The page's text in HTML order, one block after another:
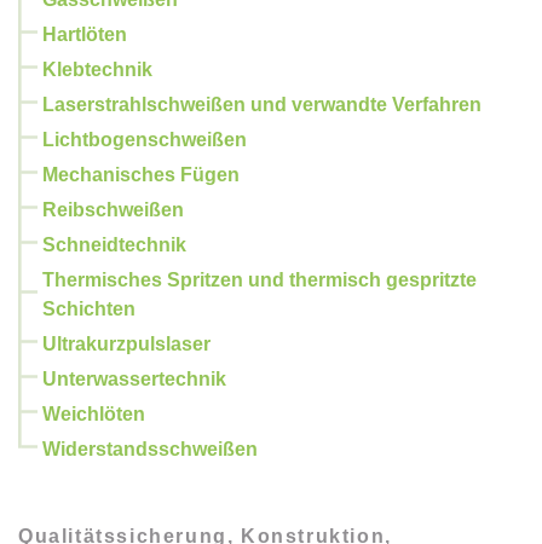
Hartlöten
Klebtechnik
Laserstrahlschweißen und verwandte Verfahren
Lichtbogenschweißen
Mechanisches Fügen
Reibschweißen
Schneidtechnik
Thermisches Spritzen und thermisch gespritzte
Schichten
Ultrakurzpulslaser
Unterwassertechnik
Weichlöten
Widerstandsschweißen
Qualitätssicherung, Konstruktion,